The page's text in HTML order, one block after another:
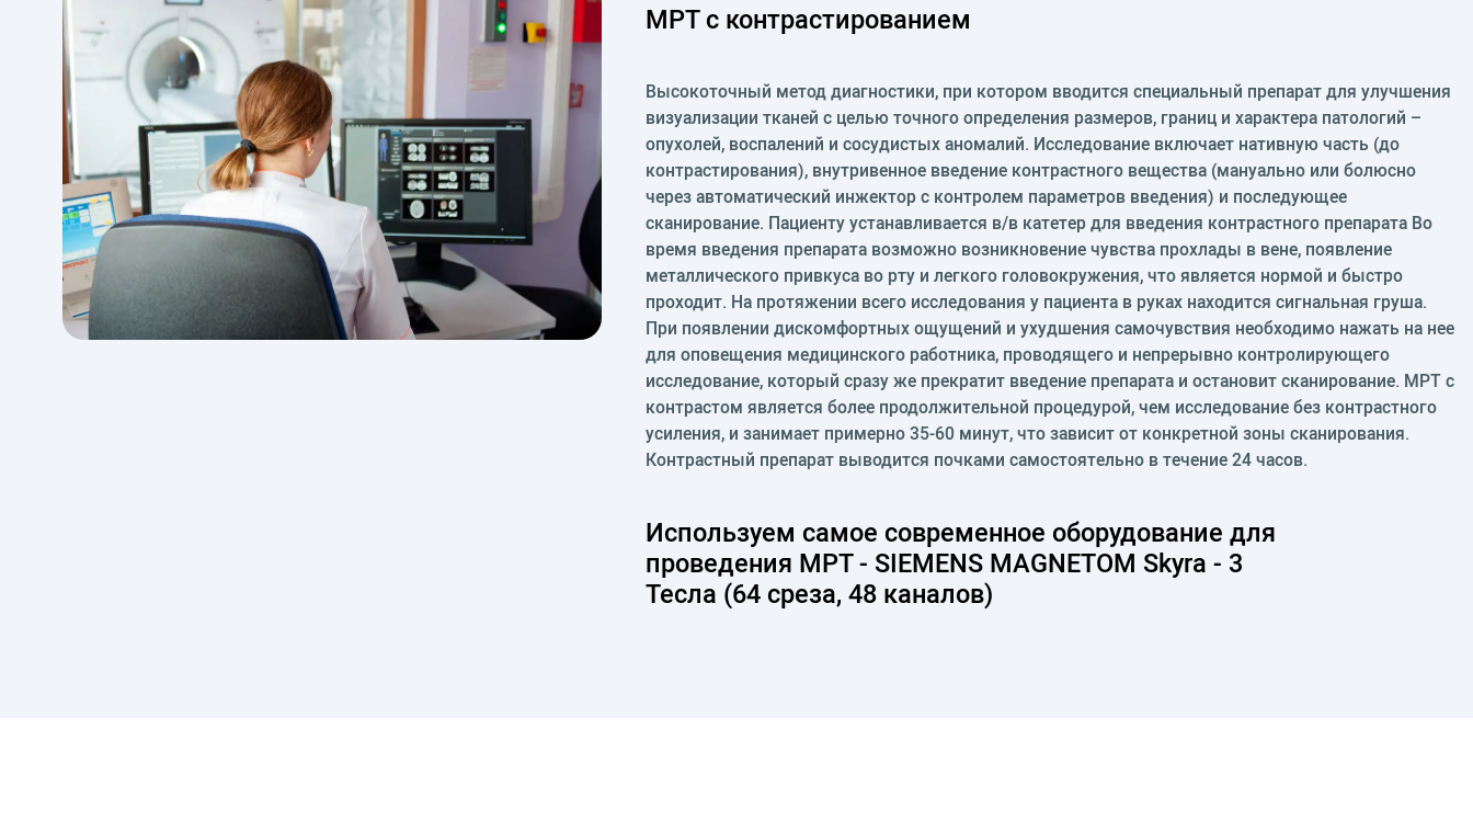
МРТ с контрастированием
Высокоточный метод диагностики, при котором вводится специальный препарат для улучшения
визуализации тканей с целью точного определения размеров, границ и характера патологий –
опухолей, воспалений и сосудистых аномалий. Исследование включает нативную часть (до
контрастирования), внутривенное введение контрастного вещества (мануально или болюсно
через автоматический инжектор с контролем параметров введения) и последующее
сканирование. Пациенту устанавливается в/в катетер для введения контрастного препарата Во
время введения препарата возможно возникновение чувства прохлады в вене, появление
металлического привкуса во рту и легкого головокружения, что является нормой и быстро
проходит. На протяжении всего исследования у пациента в руках находится сигнальная груша.
При появлении дискомфортных ощущений и ухудшения самочувствия необходимо нажать на нее
для оповещения медицинского работника, проводящего и непрерывно контролирующего
исследование, который сразу же прекратит введение препарата и остановит сканирование. МРТ с
контрастом является более продолжительной процедурой, чем исследование без контрастного
усиления, и занимает примерно 35-60 минут, что зависит от конкретной зоны сканирования.
Контрастный препарат выводится почками самостоятельно в течение 24 часов.
Используем самое современное оборудование для
проведения МРТ - SIEMENS MAGNETOM Skyra - 3
Тесла (64 среза, 48 каналов)